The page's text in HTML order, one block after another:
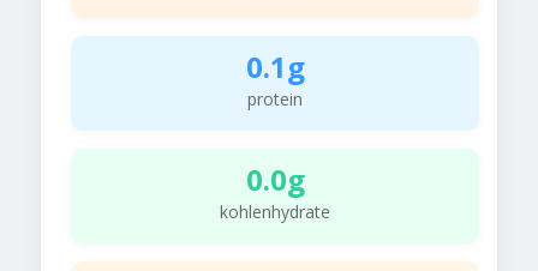
0.1g
protein
0.0g
kohlenhydrate